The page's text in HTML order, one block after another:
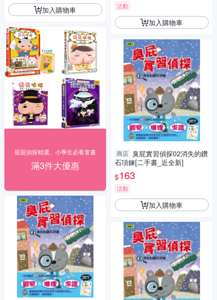
加入購物車
屁屁偵探精選。小學生必看童書
滿3件大優惠
活動
加入購物車
商店 臭屁實習偵探02消失的鑽
石項鍊[二手書_近全新]
$163
活動
加入購物車